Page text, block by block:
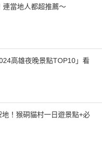
連當地人都超推薦～
高雄夜晚景點TOP10」看
！猴硐貓村一日遊景點+必